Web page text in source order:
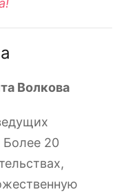
Волкова
Более 20